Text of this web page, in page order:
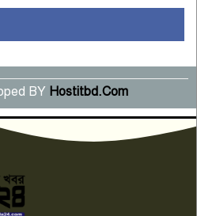
বছর পূর্তি উদযাপন
সংবাদ সম্মেলনে অভিযোগ অস্বীকার
উদ্দেশ্য প্রণোদিত সংবাদ প্রকাশের
প্রতিবাদ নাজির হাসানের
কেটে ঘরে ঢুকে স্কুল শিক্ষিকাকে হত্যা
টয়লেটের ট্যাংকি থেকে লাশ উদ্ধার
BY Hostitbd.Com